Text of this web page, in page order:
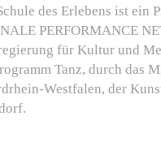
des Erlebens ist ein
PERFORMANCE
für Kultur und
Tanz, durch das
Westfalen, der